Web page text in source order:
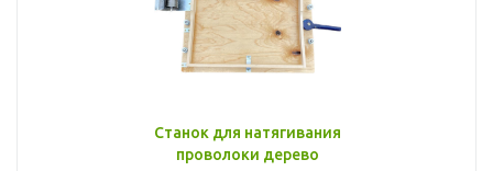
Станок для натягивания
проволоки дерево